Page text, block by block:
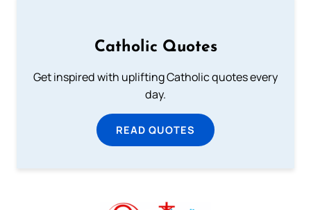
Catholic Quotes
Get inspired with uplifting Catholic quotes every
day.
READ QUOTES